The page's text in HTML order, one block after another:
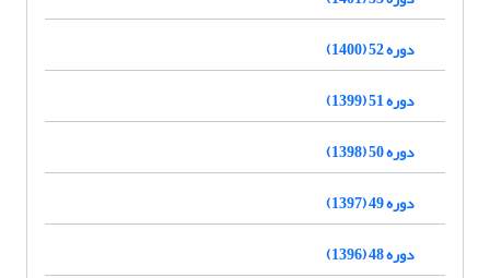
دوره 52 (1400)
دوره 51 (1399)
دوره 50 (1398)
دوره 49 (1397)
دوره 48 (1396)